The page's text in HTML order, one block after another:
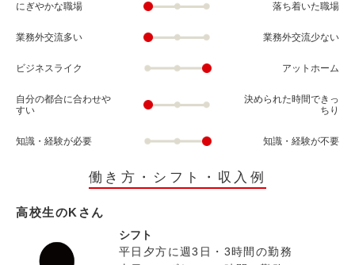
にぎやかな職場 落ち着いた職場
業務外交流多い 業務外交流少ない
ビジネスライク アットホーム
自分の都合に合わせや
すい
決められた時間できっ
ちり
知識・経験が必要 知識・経験が不要
働き方・シフト・収入例
高校生のKさん
シフト
平日夕方に週3日・3時間の勤務